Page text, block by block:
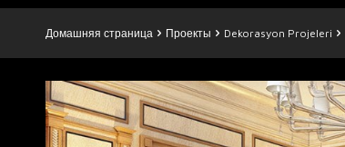
Домашняя страница Проекты Dekorasyon Projeleri